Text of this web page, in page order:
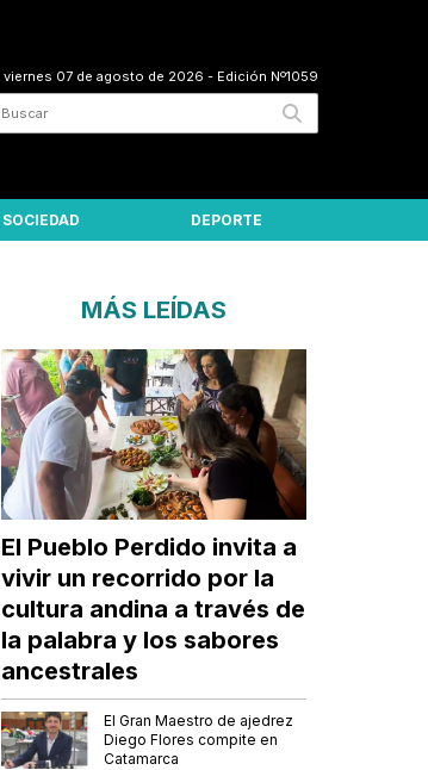
viernes 07 de agosto de 2026 - Edición Nº1059
SOCIEDAD DEPORTE
MÁS LEÍDAS
El Pueblo Perdido invita a
vivir un recorrido por la
cultura andina a través de
la palabra y los sabores
ancestrales
El Gran Maestro de ajedrez
Diego Flores compite en
Catamarca